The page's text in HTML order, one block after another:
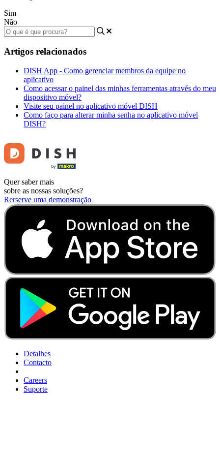
Sim
Não
Artigos relacionados
DISH App - Como gerenciar membros da equipe no
aplicativo
Como acessar o painel das minhas ferramentas através do meu
dispositivo móvel?
Visite seu painel no aplicativo móvel DISH
Como faço para alterar minha senha no aplicativo móvel
DISH?
Quer saber mais
sobre as nossas soluções?
Rerserve uma demonstração
Detalhes
Contacto
Careers
Suporte